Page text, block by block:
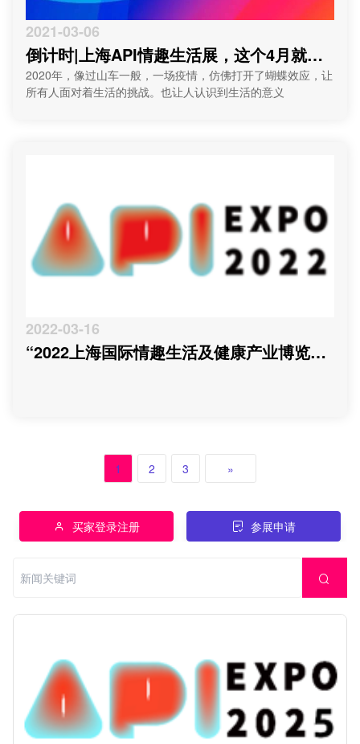
2021-03-06
倒计时|上海API情趣生活展，这个4月就等
你来！
2020年，像过山车一般，一场疫情，仿佛打开了蝴蝶效应，让
所有人面对着生活的挑战。也让人认识到生活的意义
2022-03-16
“2022上海国际情趣生活及健康产业博览
1 2 3 »
买家登录注册 参展申请